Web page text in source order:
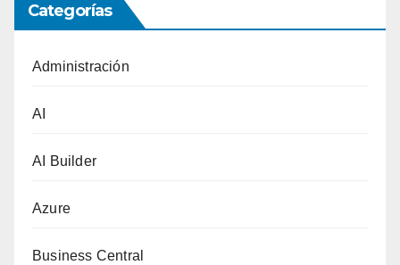
Categorías
Administración
AI
AI Builder
Azure
Business Central